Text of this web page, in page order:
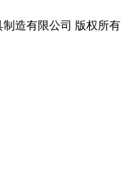
制造有限公司 版权所有